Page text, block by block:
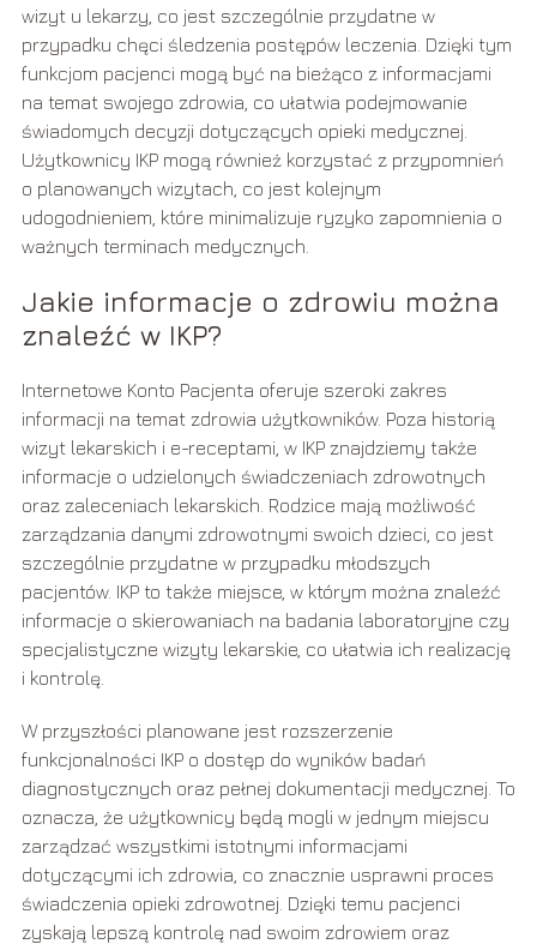
wizyt u lekarzy, co jest szczególnie przydatne w
przypadku chęci śledzenia postępów leczenia. Dzięki tym
funkcjom pacjenci mogą być na bieżąco z informacjami
na temat swojego zdrowia, co ułatwia podejmowanie
świadomych decyzji dotyczących opieki medycznej.
Użytkownicy IKP mogą również korzystać z przypomnień
o planowanych wizytach, co jest kolejnym
udogodnieniem, które minimalizuje ryzyko zapomnienia o
ważnych terminach medycznych.
Jakie informacje o zdrowiu można
znaleźć w IKP?
Internetowe Konto Pacjenta oferuje szeroki zakres
informacji na temat zdrowia użytkowników. Poza historią
wizyt lekarskich i e-receptami, w IKP znajdziemy także
informacje o udzielonych świadczeniach zdrowotnych
oraz zaleceniach lekarskich. Rodzice mają możliwość
zarządzania danymi zdrowotnymi swoich dzieci, co jest
szczególnie przydatne w przypadku młodszych
pacjentów. IKP to także miejsce, w którym można znaleźć
informacje o skierowaniach na badania laboratoryjne czy
specjalistyczne wizyty lekarskie, co ułatwia ich realizację
i kontrolę.
W przyszłości planowane jest rozszerzenie
funkcjonalności IKP o dostęp do wyników badań
diagnostycznych oraz pełnej dokumentacji medycznej. To
oznacza, że użytkownicy będą mogli w jednym miejscu
zarządzać wszystkimi istotnymi informacjami
dotyczącymi ich zdrowia, co znacznie usprawni proces
świadczenia opieki zdrowotnej. Dzięki temu pacjenci
zyskają lepszą kontrolę nad swoim zdrowiem oraz